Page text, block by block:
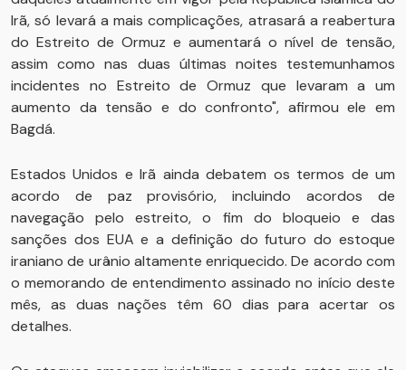
Irã, só levará a mais complicações, atrasará a reabertura
do Estreito de Ormuz e aumentará o nível de tensão,
assim como nas duas últimas noites testemunhamos
incidentes no Estreito de Ormuz que levaram a um
aumento da tensão e do confronto", afirmou ele em
Bagdá.
Estados Unidos e Irã ainda debatem os termos de um
acordo de paz provisório, incluindo acordos de
navegação pelo estreito, o fim do bloqueio e das
sanções dos EUA e a definição do futuro do estoque
iraniano de urânio altamente enriquecido. De acordo com
o memorando de entendimento assinado no início deste
mês, as duas nações têm 60 dias para acertar os
detalhes.